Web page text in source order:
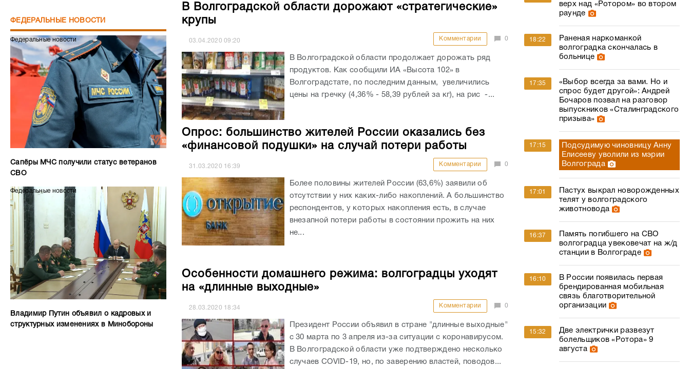
ФЕДЕРАЛЬНЫЕ НОВОСТИ
Федеральные новости
Сапёры МЧС получили статус ветеранов
СВО
Федеральные новости
Владимир Путин объявил о кадровых и
структурных изменениях в Минобороны
В Волгоградской области дорожают «стратегические»
крупы
03.04.202009:20 Комментарии 0
В Волгоградской области продолжает дорожать ряд
продуктов. Как сообщили ИА «Высота 102» в
Волгоградстате, по последним данным, увеличились
цены на гречку (4,36% - 58,39 рублей за кг), на рис -...
Опрос: большинство жителей России оказались без
«финансовой подушки» на случай потери работы
31.03.2020 16:39 Комментарии 0
Более половины жителей России (63,6%) заявили об
отсутствии у них каких-либо накоплений. А большинство
респондентов, у которых накопления есть, в случае
внезапной потери работы в состоянии прожить на них
не...
Особенности домашнего режима: волгоградцы уходят
на «длинные выходные»
28.03.2020 18:34 Комментарии 0
Президент России объявил в стране "длинные выходные"
с 30 марта по 3 апреля из-за ситуации с коронавирусом.
В Волгоградской области уже подтверждено несколько
случаев COVID-19, но, по заверению властей, поводов...
верх над «Ротором» во втором
раунде
18:22
Раненая наркоманкой
волгоградка скончалась в
больнице
17:35
«Выбор всегда за вами. Но и
спрос будет другой»: Андрей
Бочаров позвал на разговор
выпускников «Сталинградского
призыва»
17:15
Подсудимую чиновницу Анну
Елисееву уволили из мэрии
Волгограда
17:01
Пастух выкрал новорожденных
телят у волгоградского
животновода
16:37
Память погибшего на СВО
волгоградца увековечат на ж/д
станции в Волгограде
16:10
В России появилась первая
брендированная мобильная
связь благотворительной
организации
15:32
Две электрички развезут
болельщиков «Ротора» 9
августа